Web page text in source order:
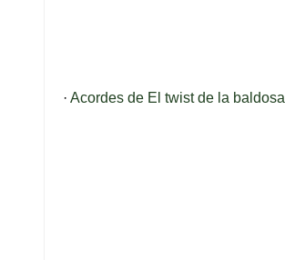
· Acordes de El twist de la baldosa